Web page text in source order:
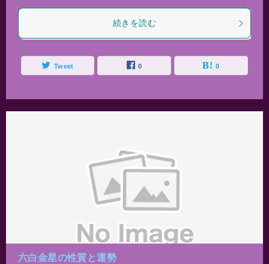
続きを読む
Tweet 0 0
六白金星の性質と運勢